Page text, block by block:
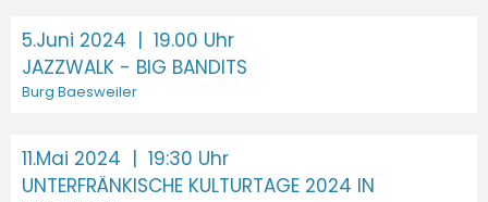
5.Juni 2024 | 19.00 Uhr
JAZZWALK - BIG BANDITS
Burg Baesweiler
11.Mai 2024 | 19:30 Uhr
UNTERFRÄNKISCHE KULTURTAGE 2024 IN